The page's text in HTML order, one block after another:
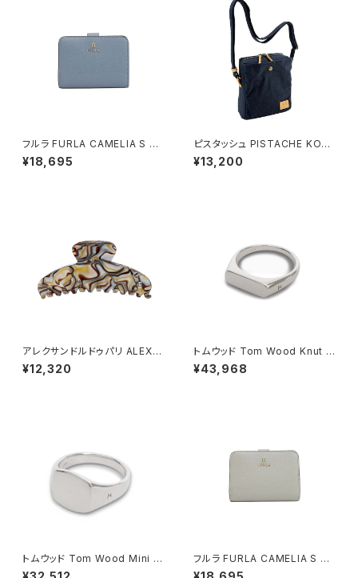
フルラ FURLA CAMELIA S C
OMPACT WALLETS 二つ折り
財布 wp00315-are000-435
¥18,695
ピスタッシュ PISTACHE KON
BU ミニショルダーバッグ 撥水
軽量 縦型 斜めがけ 33797-3
¥13,200
アレクサンドルドゥパリ ALEXA
NDRE DE PARIS BASIC CLA
SSIQUES ヘアクリップ ACCM
¥12,320
トムウッド Tom Wood Knut R
ing リング 100572-46 シルバ
ー
¥43,968
トムウッド Tom Wood Mini C
ushion リング 100771-50 シ
フルラ FURLA CAMELIA S C
OMPACT WALLETS 二つ折り